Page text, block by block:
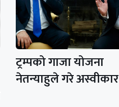
ट्रम्पको गाजा योजना
नेतन्याहुले गरे अस्वीकार